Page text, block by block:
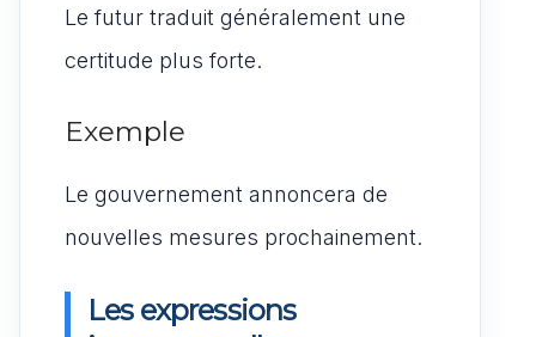
Le futur traduit généralement une
certitude plus forte.
Exemple
Le gouvernement annoncera de
nouvelles mesures prochainement.
Les expressions